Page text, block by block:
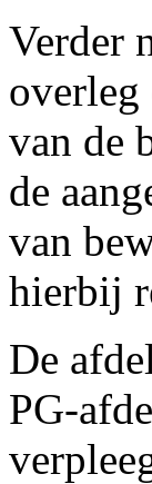
Verder
overleg
van de
de
van
hierbij
De
PG-